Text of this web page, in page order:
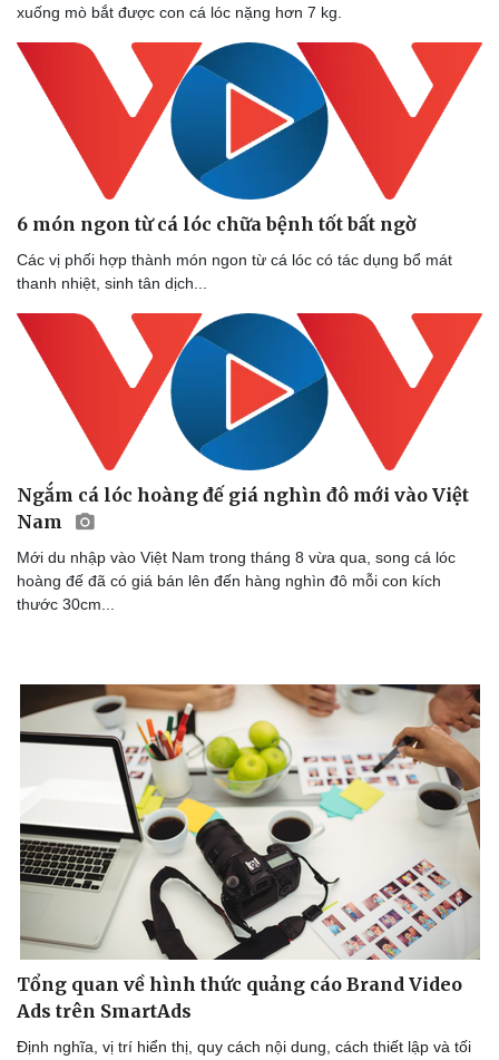
Sức khỏe
Cây thuốc
Sản phụ khoa
Nhi khoa
Nam khoa
Làm đẹp - giảm cân
Phòng mạch online
Ăn sạch sống khỏe
Blog
Tình yêu - Gia đình
xuống mò bắt được con cá lóc nặng hơn 7 kg.
6 món ngon từ cá lóc chữa bệnh tốt bất ngờ
Các vị phối hợp thành món ngon từ cá lóc có tác dụng bổ mát
thanh nhiệt, sinh tân dịch...
Ngắm cá lóc hoàng đế giá nghìn đô mới vào Việt
Nam
Mới du nhập vào Việt Nam trong tháng 8 vừa qua, song cá lóc
hoàng đế đã có giá bán lên đến hàng nghìn đô mỗi con kích
thước 30cm...
Tổng quan về hình thức quảng cáo Brand Video
Ads trên SmartAds
Định nghĩa, vị trí hiển thị, quy cách nội dung, cách thiết lập và tối